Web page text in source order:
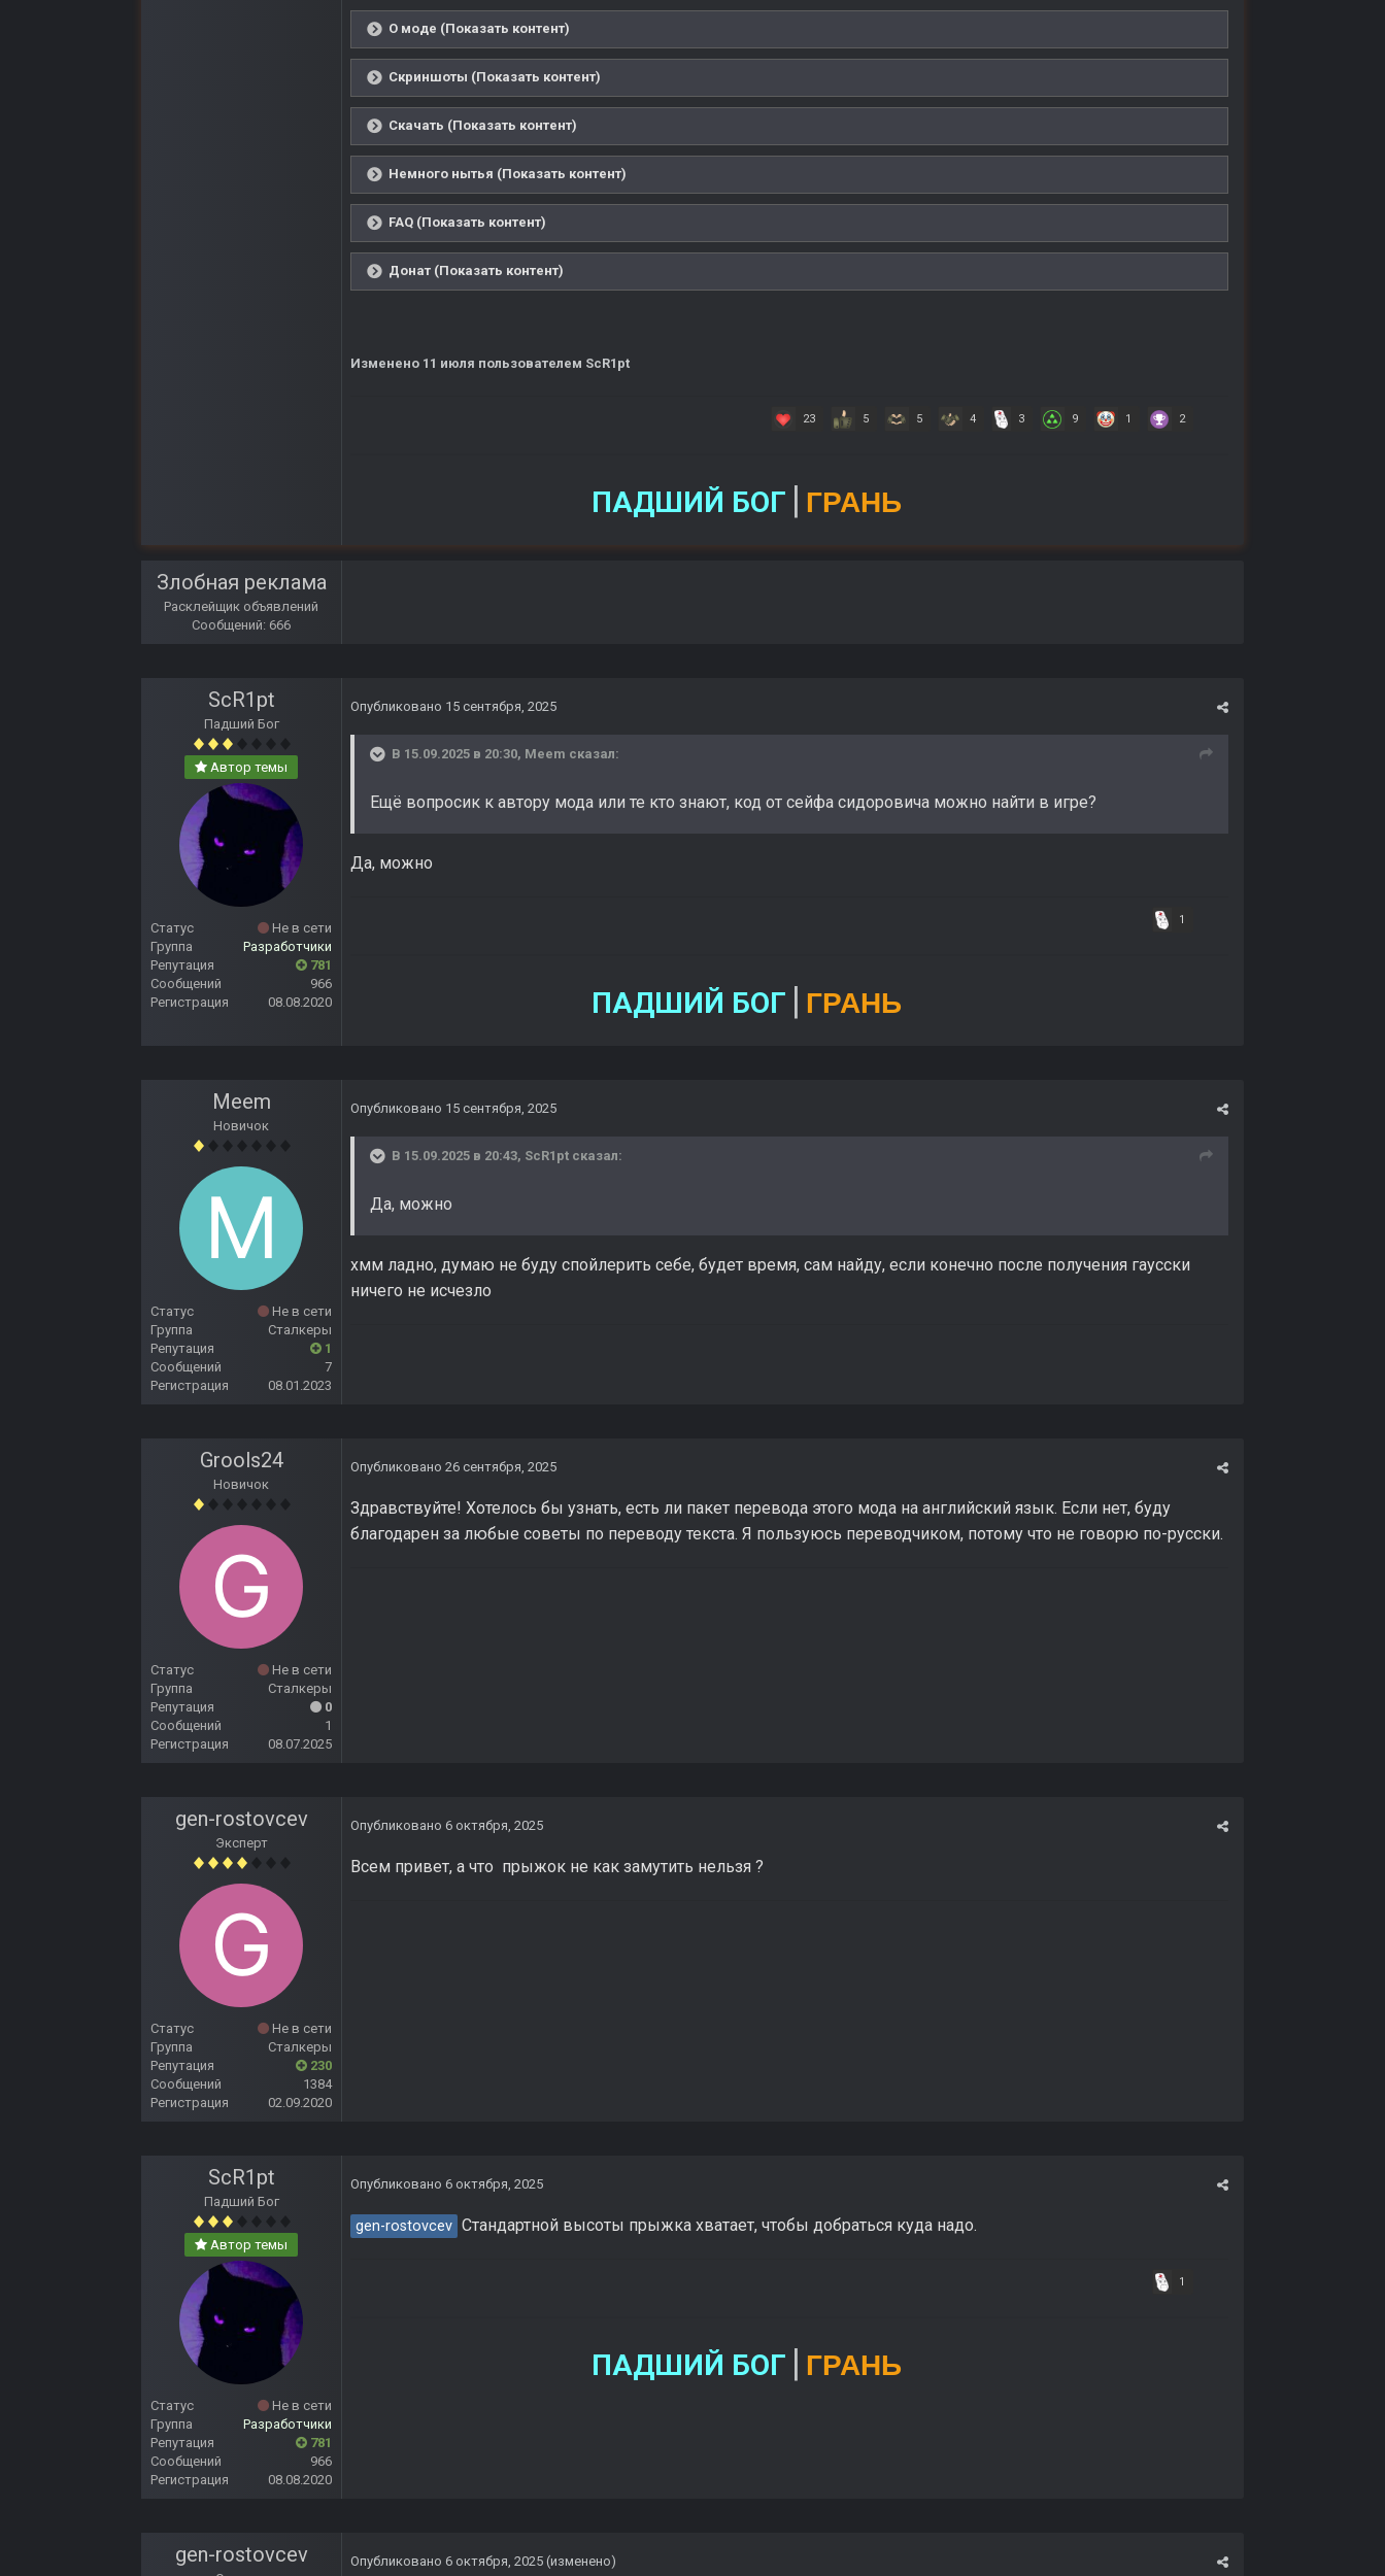
О моде (Показать контент)
Скриншоты (Показать контент)
Скачать (Показать контент)
Немного нытья (Показать контент)
FAQ (Показать контент)
Донат (Показать контент)
Изменено 11 июля пользователем ScR1pt
23 5 5 4 3 9 1 2
ПАДШИЙ БОГ | ГРАНЬ
Злобная реклама
Расклейщик объявлений
Сообщений: 666
ScR1pt
Падший Бог
Автор темы
Статус
Не в сети
Группа
Разработчики
Репутация
781
Сообщений
966
Регистрация
08.08.2020
Опубликовано 15 сентября, 2025
В 15.09.2025 в 20:30, Meem сказал:
Ещё вопросик к автору мода или те кто знают, код от сейфа сидоровича можно найти в игре?
Да, можно
1
ПАДШИЙ БОГ | ГРАНЬ
Meem
Новичок
Статус
Не в сети
Группа
Сталкеры
Репутация
1
Сообщений
7
Регистрация
08.01.2023
Опубликовано 15 сентября, 2025
В 15.09.2025 в 20:43, ScR1pt сказал:
Да, можно
хмм ладно, думаю не буду спойлерить себе, будет время, сам найду, если конечно после получения гаусски
ничего не исчезло
Grools24
Новичок
Статус
Не в сети
Группа
Сталкеры
Репутация
0
Сообщений
1
Регистрация
08.07.2025
Опубликовано 26 сентября, 2025
Здравствуйте! Хотелось бы узнать, есть ли пакет перевода этого мода на английский язык. Если нет, буду
благодарен за любые советы по переводу текста. Я пользуюсь переводчиком, потому что не говорю по-русски.
gen-rostovcev
Эксперт
Статус
Не в сети
Группа
Сталкеры
Репутация
230
Сообщений
1384
Регистрация
02.09.2020
Опубликовано 6 октября, 2025
Всем привет, а что прыжок не как замутить нельзя ?
ScR1pt
Падший Бог
Автор темы
Статус
Не в сети
Группа
Разработчики
Репутация
781
Сообщений
966
Регистрация
08.08.2020
Опубликовано 6 октября, 2025
gen-rostovcev Стандартной высоты прыжка хватает, чтобы добраться куда надо.
1
ПАДШИЙ БОГ | ГРАНЬ
gen-rostovcev Опубликовано 6 октября, 2025 (изменено)